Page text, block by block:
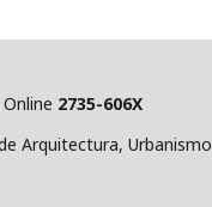
2735-606X
Arquitectura,